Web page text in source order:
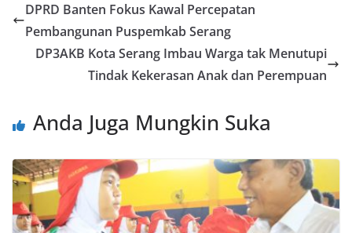
DPRD Banten Fokus Kawal Percepatan
Pembangunan Puspemkab Serang
DP3AKB Kota Serang Imbau Warga tak Menutupi
Tindak Kekerasan Anak dan Perempuan
Anda Juga Mungkin Suka